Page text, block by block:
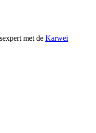
met de Karwei